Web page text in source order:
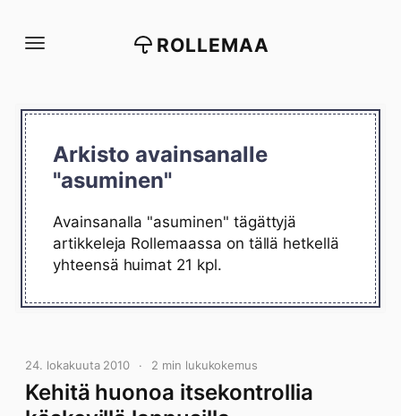
suoraan
ROLLEMAA
Arkisto avainsanalle
"asuminen"
Avainsanalla "asuminen" tägättyjä
artikkeleja Rollemaassa on tällä hetkellä
yhteensä huimat 21 kpl.
24. lokakuuta 2010 2 min lukukokemus
Kehitä huonoa itsekontrollia